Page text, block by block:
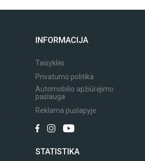
INFORMACIJA
Taisyklės
Privatumo politika
Automobilio apžiūrėjimo
paslauga
Reklama puslapyje
STATISTIKA